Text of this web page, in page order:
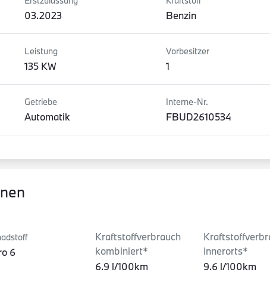
03.2023 Benzin
Leistung
135 KW
Vorbesitzer
1
Getriebe
Automatik
Interne-Nr.
FBUD2610534
6
Kraftstoffverbrauch
kombiniert*
6.9 l/100km
Innerorts*
9.6 l/100km